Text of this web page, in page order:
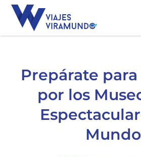
Prepárate
por los
Mundo